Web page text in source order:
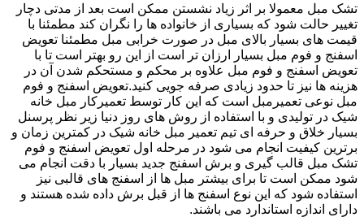
تشک مبل معمولا بر اثر زیاد نشستن ممکن است بعد از مدتی دچار
تغییر حالت شود که بسیاری از خانواده ها را نگران کند مطمئنا با
قیمت های بسیار بالای مبل در صورت خرابی مبل مطمئنا تعویض
اسفنج و فوم مبل بسیار ارزان تر است از این رو بهتر است تا با
تعویض اسفنج و فوم مبل علاوه بر محکم و مستحکم شدن آن در
هزینه ها نیز تا حدود زیادی صرفه جویی کنید.تعویض اسفنج و فوم
مبل نوعی تعمیرمبل است که این کار توسط تعمیرکار مبل خانه
شیک در تولیدی و با استفاده از روش های روز دنیا زیر نظر پرسنل
بسیار خلاق و حرفه ای تیم تعمیر مبل خانه شیک در کمترین زمان و
برترین کیفیت انجام می شود در مرحله اول تعویض اسفنج و فوم
تشک مبل قالب گیری و برش اسفنج جدید بسیار با دقت انجام می
شود ممکن است تا برای بیشتر مبل ها از اسفنج های قالبی نیز
استفاده شود که این نوع اسفنج ها از قبل برش داده شده هستند و
دارای اندازه استاندارد می باشند.